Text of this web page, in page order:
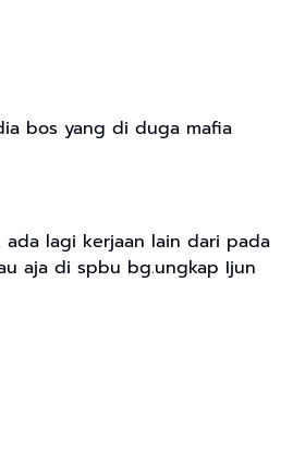
bos yang di duga mafia
ada lagi kerjaan lain dari pada
aja di spbu bg.ungkap Ijun